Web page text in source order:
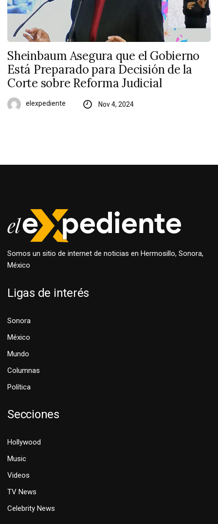
Sheinbaum Asegura que el Gobierno
Está Preparado para Decisión de la
Corte sobre Reforma Judicial
elexpediente Nov 4, 2024
Somos un sitio de internet de noticias en Hermosillo, Sonora,
México
Ligas de interés
Sonora
México
Mundo
Columnas
Política
Secciones
Hollywood
Music
Videos
TV News
Celebrity News